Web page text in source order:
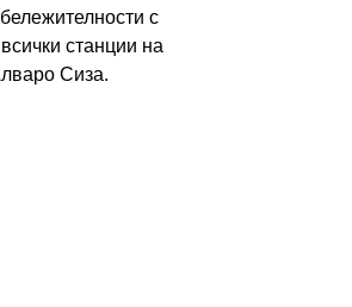
с
станции на
Сиза.